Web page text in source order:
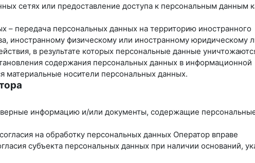
сетях или предоставление доступа к персональным данным
– передача персональных данных на территорию иностранного
иностранному физическому или иностранному юридическому
в результате которых персональные данные
содержания персональных данных в информационной
материальные носители персональных данных.
информацию и/или документы, содержащие
на обработку персональных данных Оператор вправе
субъекта персональных данных при наличии оснований,